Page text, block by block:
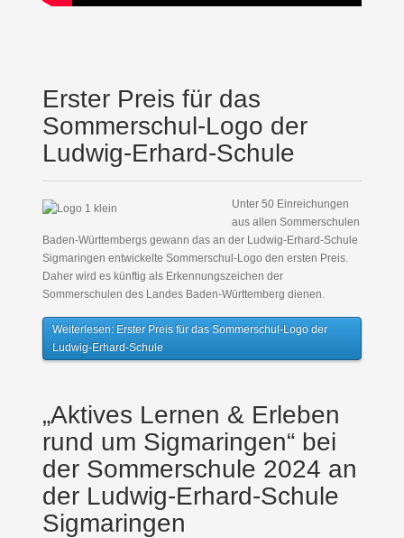
Erster Preis für das
Sommerschul-Logo der
Ludwig-Erhard-Schule
Unter 50 Einreichungen
aus allen Sommerschulen
Baden-Württembergs gewann das an der Ludwig-Erhard-Schule
Sigmaringen entwickelte Sommerschul-Logo den ersten Preis.
Daher wird es künftig als Erkennungszeichen der
Sommerschulen des Landes Baden-Württemberg dienen.
Weiterlesen: Erster Preis für das Sommerschul-Logo der
Ludwig-Erhard-Schule
„Aktives Lernen & Erleben
rund um Sigmaringen“ bei
der Sommerschule 2024 an
der Ludwig-Erhard-Schule
Sigmaringen